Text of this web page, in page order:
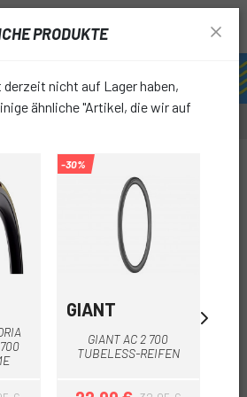
PRODUKTE
nicht auf Lager haben,
ähnliche "Artikel, die wir auf
-30%
GIANT
GIANT AC 2 700
TUBELESS-REIFEN